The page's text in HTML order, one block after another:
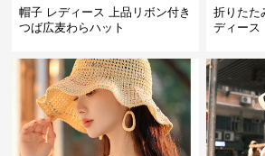
帽子 レディース 上品リボン付き
つば広麦わらハット
折りたた
ディース